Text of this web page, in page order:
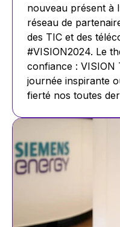
nouveau présent à
réseau de
des TIC et des
#VISION2024. Le
confiance : VISION
journée inspirante
fierté nos toutes